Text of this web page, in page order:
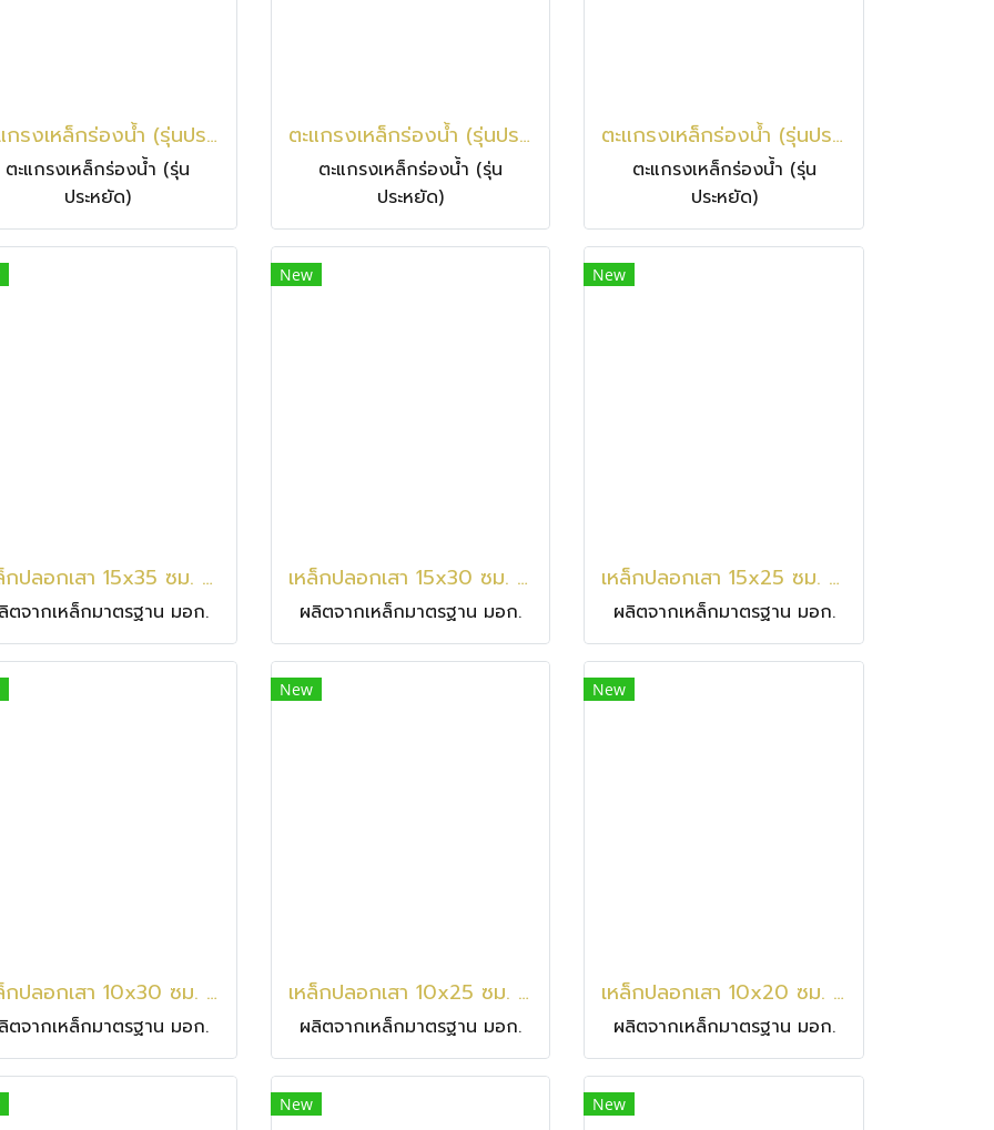
ตะแกรงเหล็กร่องน้ำ (รุ่นประหยัด)
ตะแกรงเหล็กร่องน้ำ (รุ่น
ประหยัด)
ตะแกรงเหล็กร่องน้ำ (รุ่นประหยัด)
ตะแกรงเหล็กร่องน้ำ (รุ่น
ประหยัด)
ตะแกรงเหล็กร่องน้ำ (รุ่นประหยัด)
ตะแกรงเหล็กร่องน้ำ (รุ่น
ประหยัด)
เหล็กปลอกเสา 15x35 ซม. / 6 มม.
ตจากเหล็กมาตรฐาน มอก.
New
เหล็กปลอกเสา 15x30 ซม. / 6 มม.
ผลิตจากเหล็กมาตรฐาน มอก.
New
เหล็กปลอกเสา 15x25 ซม. / 6 มม.
ผลิตจากเหล็กมาตรฐาน มอก.
เหล็กปลอกเสา 10x30 ซม. / 6 มม.
ตจากเหล็กมาตรฐาน มอก.
New
เหล็กปลอกเสา 10x25 ซม. / 6 มม.
ผลิตจากเหล็กมาตรฐาน มอก.
New
เหล็กปลอกเสา 10x20 ซม. / 6 มม.
ผลิตจากเหล็กมาตรฐาน มอก.
New New